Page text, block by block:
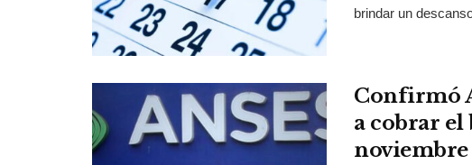
brindar un
Confirmó
a cobrar el
noviembre